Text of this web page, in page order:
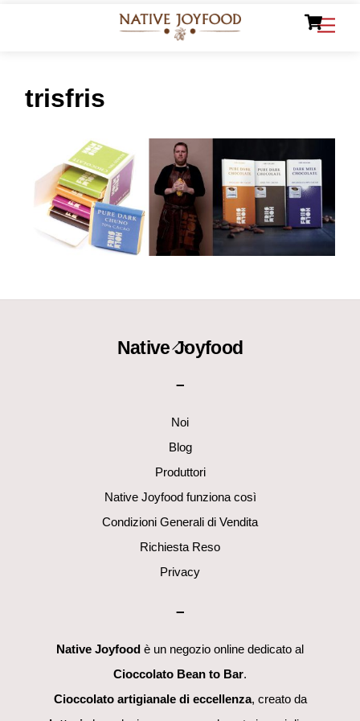
trisfris
Back
Native Joyfood
–
Noi
Blog
Produttori
Native Joyfood funziona così
Condizioni Generali di Vendita
Richiesta Reso
Privacy
–
Native Joyfood è un negozio online dedicato al
Cioccolato Bean to Bar.
Cioccolato artigianale di eccellenza, creato da